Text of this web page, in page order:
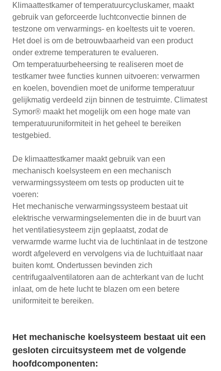
Klimaattestkamer of temperatuurcycluskamer, maakt
gebruik van geforceerde luchtconvectie binnen de
testzone om verwarmings- en koeltests uit te voeren.
Het doel is om de betrouwbaarheid van een product
onder extreme temperaturen te evalueren.
Om temperatuurbeheersing te realiseren moet de
testkamer twee functies kunnen uitvoeren: verwarmen
en koelen, bovendien moet de uniforme temperatuur
gelijkmatig verdeeld zijn binnen de testruimte. Climatest
Symor® maakt het mogelijk om een ​​hoge mate van
temperatuuruniformiteit in het geheel te bereiken
testgebied.
De klimaattestkamer maakt gebruik van een
mechanisch koelsysteem en een mechanisch
verwarmingssysteem om tests op producten uit te
voeren:
Het mechanische verwarmingssysteem bestaat uit
elektrische verwarmingselementen die in de buurt van
het ventilatiesysteem zijn geplaatst, zodat de
verwarmde warme lucht via de luchtinlaat in de testzone
wordt afgeleverd en vervolgens via de luchtuitlaat naar
buiten komt. Ondertussen bevinden zich
centrifugaalventilatoren aan de achterkant van de lucht
inlaat, om de hete lucht te blazen om een ​​betere
uniformiteit te bereiken.
Het mechanische koelsysteem bestaat uit een
gesloten circuitsysteem met de volgende
hoofdcomponenten: